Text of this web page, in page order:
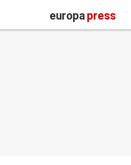
europapress